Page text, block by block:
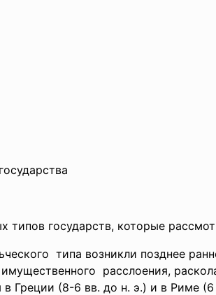
государства
типов государств, которые
типа возникли позднее
имущественного расслоения,
Греции (8-6 вв. до н. э.) и в Риме